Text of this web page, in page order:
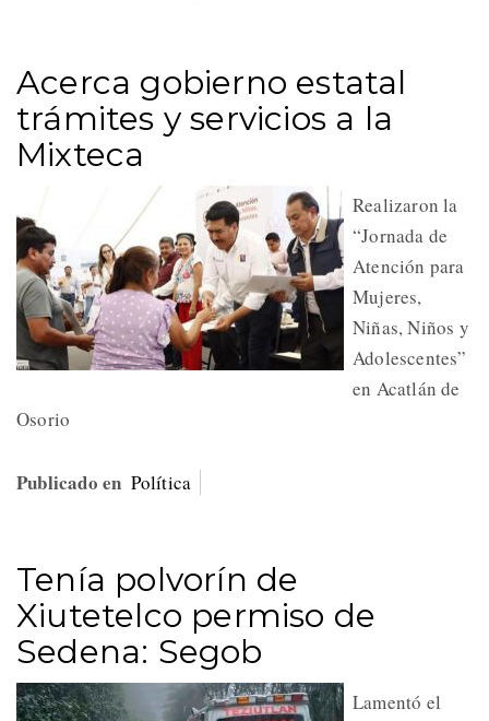
Acerca gobierno estatal
trámites y servicios a la
Mixteca
Realizaron la
“Jornada de
Atención para
Mujeres,
Niñas, Niños y
Adolescentes”
en Acatlán de
Osorio
Publicado en Política
Tenía polvorín de
Xiutetelco permiso de
Sedena: Segob
Lamentó el